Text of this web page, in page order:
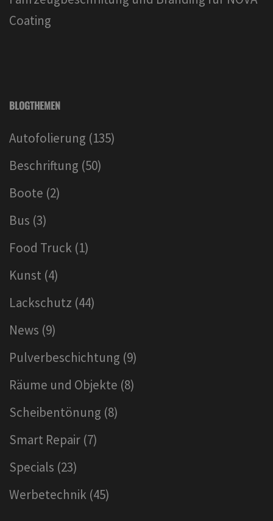
Coating
BLOGTHEMEN
Autofolierung (135)
Beschriftung (50)
Boote (2)
Bus (3)
Food Truck (1)
Kunst (4)
Lackschutz (44)
News (9)
Pulverbeschichtung (9)
Räume und Objekte (8)
Scheibentönung (8)
Smart Repair (7)
Specials (23)
Werbetechnik (45)